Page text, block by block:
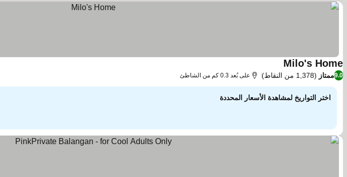
Milo's Home
9.0ممتاز (1,378 من النقاط) على بُعد 0.3 كم من الشاطئ
اختر التواريخ لمشاهدة الأسعار المحددة